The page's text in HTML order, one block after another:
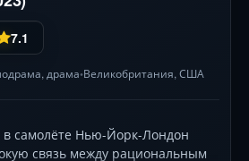
7.1
, драма•Великобритания, США
в самолёте Нью-Йорк-Лондон
связь между рациональным